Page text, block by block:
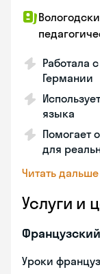
Работала
Германии
языка
Помогает
для
Читать дальше
Услуги и
Уроки